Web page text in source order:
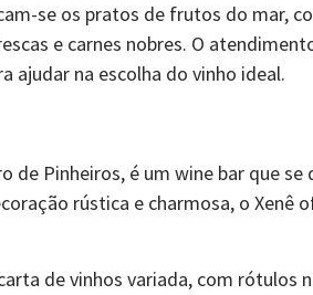
se os pratos de frutos do mar,
e carnes nobres. O
ajudar na escolha do vinho ideal.
de Pinheiros, é um wine bar que
rústica e charmosa, o Xenê
de vinhos variada, com rótulos